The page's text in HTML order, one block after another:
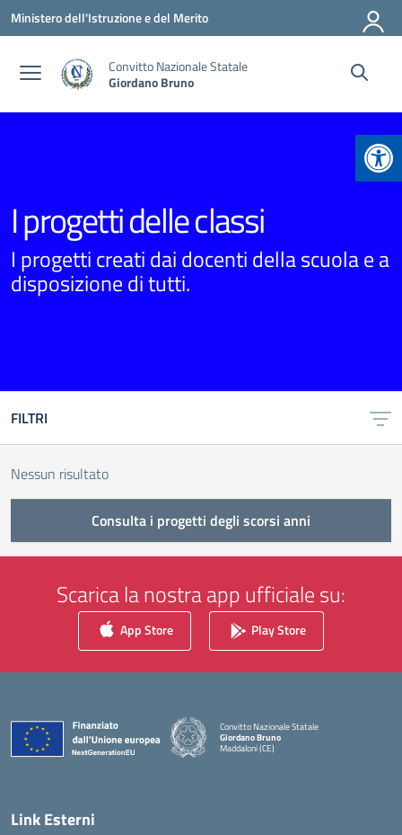
Vai ai contenuti
Vai al menu di navigazione
Vai al footer
Ministero dell'Istruzione e del Merito
Convitto Nazionale Statale
Giordano Bruno
I progetti delle classi
I progetti creati dai docenti della scuola e a
disposizione di tutti.
FILTRI
Nessun risultato
Consulta i progetti degli scorsi anni
Scarica la nostra app ufficiale su:
App Store Play Store
Convitto Nazionale Statale
Giordano Bruno
Maddaloni (CE)
Link Esterni